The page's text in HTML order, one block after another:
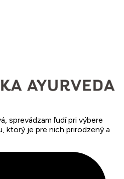
sprevádzam ľudí pri výbere
ktorý je pre nich prirodzený a